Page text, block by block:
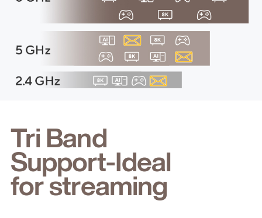
Tri Band
Support-Ideal
for streaming